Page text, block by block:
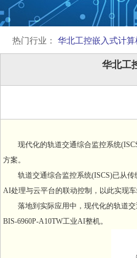
热门行业： 华北工控嵌入式计
华北工
现代化的轨道交通综合监控系统
方案。
轨道交通综合监控系统(ISCS)已从传
AI处理与云平台的联动控制，以此实现
落地到实际应用中，现代化的轨道交
BIS-6960P-A10TW工业AI整机。